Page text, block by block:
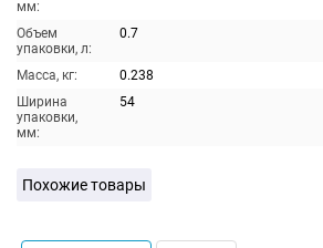
мм:
Объем
упаковки, л:
0.7
Масса, кг:
0.238
Ширина
упаковки,
мм:
54
Похожие товары